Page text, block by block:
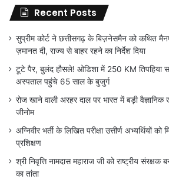
Recent Posts
सुप्रीम कोर्ट ने छत्तीसगढ़ के बिज़नेसमैन को कथित
ज़मानत दी, राज्य से बाहर रहने का निर्देश दिया
टूटे पैर, बुलंद हौसले! ओडिशा में 250 KM तिपहिया
अस्पताल पहुंचे 65 साल के बुजुर्ग
रोज खाने वाली अरहर दाल पर भारत में बड़ी
जीनोम
अग्निवीर भर्ती के लिखित परीक्षा उत्तीर्ण अभ्यर्थियों को
प्रशिक्षण
श्री निवृत्ति नामदास महाराज जी को राष्ट्रीय
का तांता